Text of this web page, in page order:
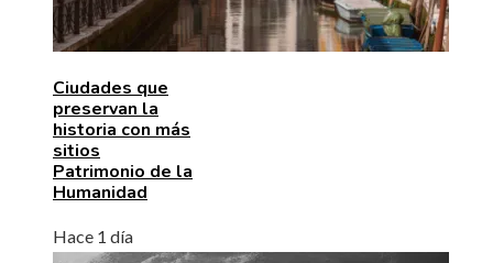
Ciudades que
preservan la
historia con más
sitios
Patrimonio de la
Humanidad
Hace 1 día